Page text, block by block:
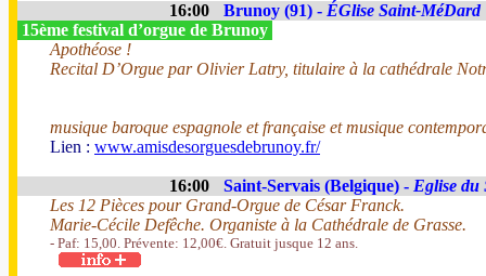
16:00 Brunoy (91) - ÉGlise Saint-MéDard
15ème festival d’orgue de Brunoy
Apothéose !
Recital D’Orgue par Olivier Latry, titulaire à la cathédrale
musique baroque espagnole et française et musique
Lien : www.amisdesorguesdebrunoy.fr/
16:00 Saint-Servais (Belgique) - Eglise du
Les 12 Pièces pour Grand-Orgue de César Franck.
Marie-Cécile Defêche. Organiste à la Cathédrale de Grasse.
- Paf: 15,00. Prévente: 12,00€. Gratuit jusque 12 ans.